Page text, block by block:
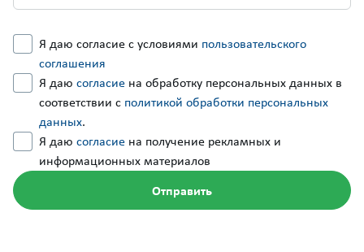
Я даю согласие с условиями пользовательского
соглашения
Я даю согласие на обработку персональных данных в
соответствии с политикой обработки персональных
данных.
Я даю согласие на получение рекламных и
информационных материалов